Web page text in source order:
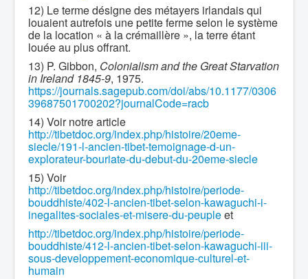
12) Le terme désigne des métayers irlandais qui
louaient autrefois une petite ferme selon le système
de la location « à la crémaillère », la terre étant
louée au plus offrant.
13) P. Gibbon, Colonialism and the Great Starvation
in Ireland 1845-9, 1975.
https://journals.sagepub.com/doi/abs/10.1177/0306
39687501700202?journalCode=racb
14) Voir notre article
http://tibetdoc.org/index.php/histoire/20eme-
siecle/191-l-ancien-tibet-temoignage-d-un-
explorateur-bouriate-du-debut-du-20eme-siecle
15) Voir
http://tibetdoc.org/index.php/histoire/periode-
bouddhiste/402-l-ancien-tibet-selon-kawaguchi-i-
inegalites-sociales-et-misere-du-peupleet
http://tibetdoc.org/index.php/histoire/periode-
bouddhiste/412-l-ancien-tibet-selon-kawaguchi-iii-
sous-developpement-economique-culturel-et-
humain